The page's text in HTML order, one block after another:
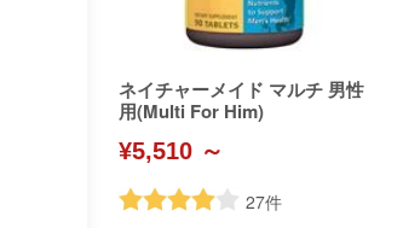
ネイチャーメイド マルチ 男性
用(Multi For Him)
¥5,510 ～
27件